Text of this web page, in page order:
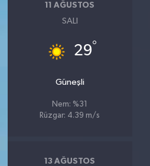
11 AĞUSTOS
SALI
29°
Güneşli
Nem: %31
Rüzgar: 4.39 m/s
13 AĞUSTOS